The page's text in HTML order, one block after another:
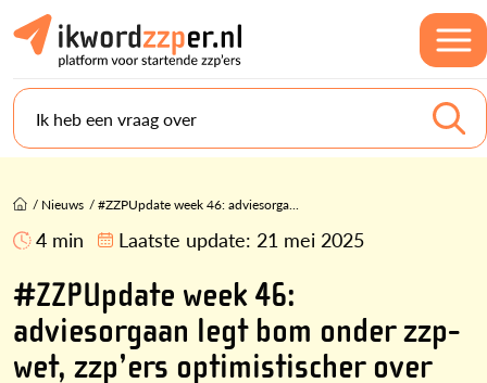
Ik heb een vraag over
/ Nieuws /#ZZPUpdate week 46: adviesorga...
4 min Laatste update: 21 mei 2025
#ZZPUpdate week 46:
adviesorgaan legt bom onder zzp-
wet, zzp’ers optimistischer over